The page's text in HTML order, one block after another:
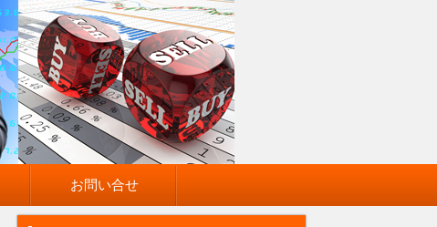
お問い合せ